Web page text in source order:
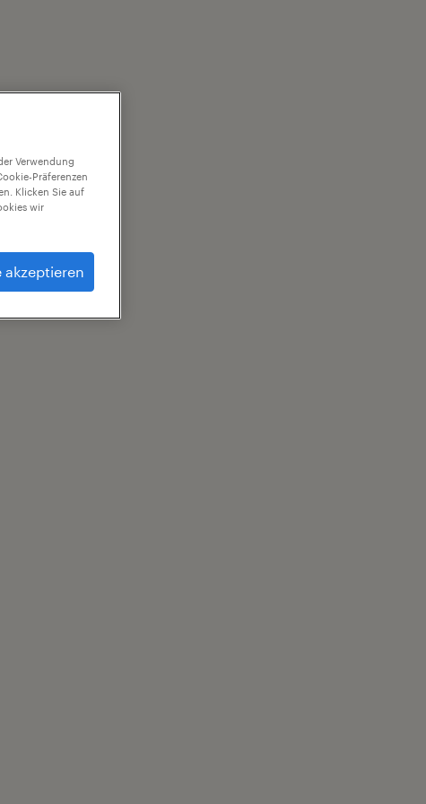
Verwendung
Präferenzen
Klicken Sie auf
wir
akzeptieren